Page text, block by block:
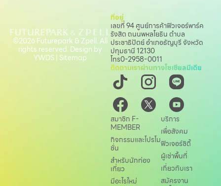
ที่อยู่
เลขที่ 94 ศูนย์การค้าฟิวเจอร์พาร์ค
รังสิต ถนนพหลโยธิน ตำบล
ประชาธิปัตย์ อำเภอธัญบุรี จังหวัด
ปทุมธานี 12130
โทร0-2958-0011
ติดตามเราผ่านทางโซเชียลมีเดีย
สมาชิก F-
MEMBER
กิจกรรมและโปรโม
ชั่น
สำหรับนักท่อง
เที่ยว
มีอะไรใหม่
บริการ
เพื่อสังคม
ฟิวเจอร์ซิตี้
ผู้เช่าพื้นที่
เกี่ยวกับเรา
สมัครงาน
©2026 Futurepark & Zpell. All
rights reserved. Design by
YWDS| Sitemap